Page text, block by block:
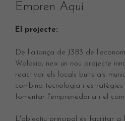
Empren Aquí
El projecte:
De l'aliança de J3B3 de
Walaxia, neix un nou projecte
reactivar els locals buits als
combina tecnologia i estratègies
fomentar l'emprenedoria i el
L'objectiu principal és facilitar a